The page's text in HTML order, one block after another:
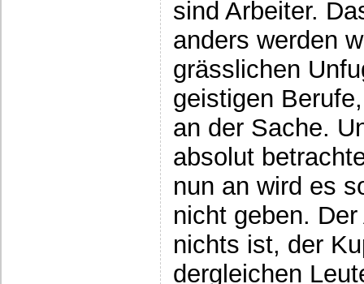
sind Arbeiter.
anders werden
grässlichen
geistigen
an der Sache.
absolut
nun an wird es
nicht geben.
nichts ist, der
dergleichen